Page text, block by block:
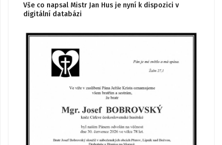
Vše co napsal Mistr Jan Hus je nyní k dispozici v
digitální databázi